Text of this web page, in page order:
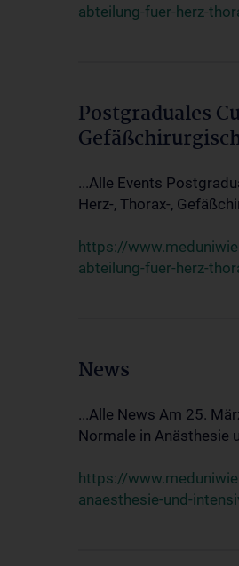
abteilung-fuer-herz-
Postgraduales
...Alle Events
Herz-, Thorax-,
https://
abteilung-fuer-herz-
News
...Alle News Am 25.
Normale in Anästhesie
https://
anaesthesie-und-